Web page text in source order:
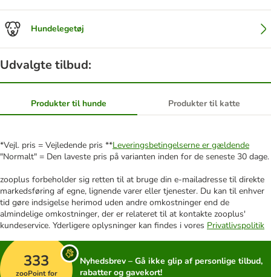
Hundelegetøj
Udvalgte tilbud:
Produkter til hunde Produkter til katte
*Vejl. pris = Vejledende pris **Leveringsbetingelserne er gældende
"Normalt" = Den laveste pris på varianten inden for de seneste 30 dage.
zooplus forbeholder sig retten til at bruge din e-mailadresse til direkte
markedsføring af egne, lignende varer eller tjenester. Du kan til enhver
tid gøre indsigelse herimod uden andre omkostninger end de
almindelige omkostninger, der er relateret til at kontakte zooplus'
kundeservice. Yderligere oplysninger kan findes i vores Privatlivspolitik
333
zooPoint for
Nyhedsbrev – Gå ikke glip af personlige tilbud,
rabatter og gavekort!